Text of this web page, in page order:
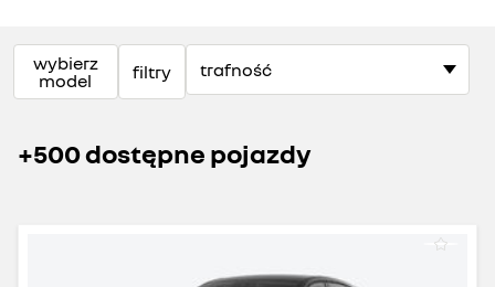
wybierz
model
filtry
+500 dostępne pojazdy